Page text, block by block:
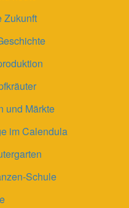
Zukunft
und Märkte
im Calendula
Schule